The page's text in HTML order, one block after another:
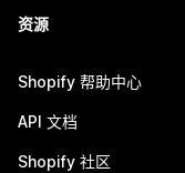
资源
Shopify 帮助中心
API 文档
Shopify 社区